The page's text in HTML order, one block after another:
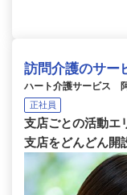
訪問介護のサー
ハート介護サービス
正社員
支店ごとの活動エ
支店をどんどん開